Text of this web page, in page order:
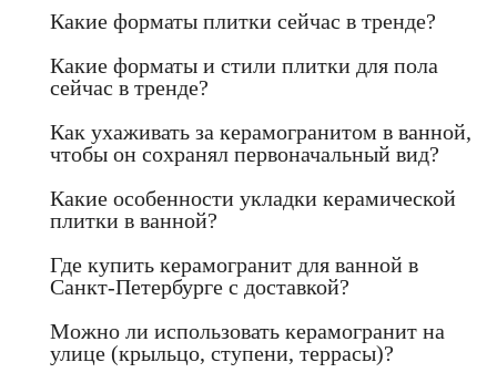
Какие форматы плитки сейчас в тренде?
Какие форматы и стили плитки для пола
сейчас в тренде?
Как ухаживать за керамогранитом в ванной,
чтобы он сохранял первоначальный вид?
Какие особенности укладки керамической
плитки в ванной?
Где купить керамогранит для ванной в
Санкт-Петербурге с доставкой?
Можно ли использовать керамогранит на
улице (крыльцо, ступени, террасы)?